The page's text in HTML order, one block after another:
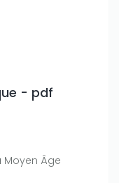
- pdf
Âge